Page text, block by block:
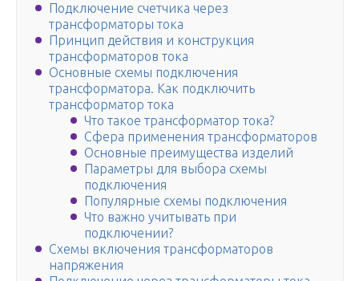
Подключение счетчика через
трансформаторы тока
Принцип действия и конструкция
трансформаторов тока
Основные схемы подключения
трансформатора. Как подключить
трансформатор тока
Что такое трансформатор тока?
Сфера применения трансформаторов
Основные преимущества изделий
Параметры для выбора схемы
подключения
Популярные схемы подключения
Что важно учитывать при
подключении?
Схемы включения трансформаторов
напряжения